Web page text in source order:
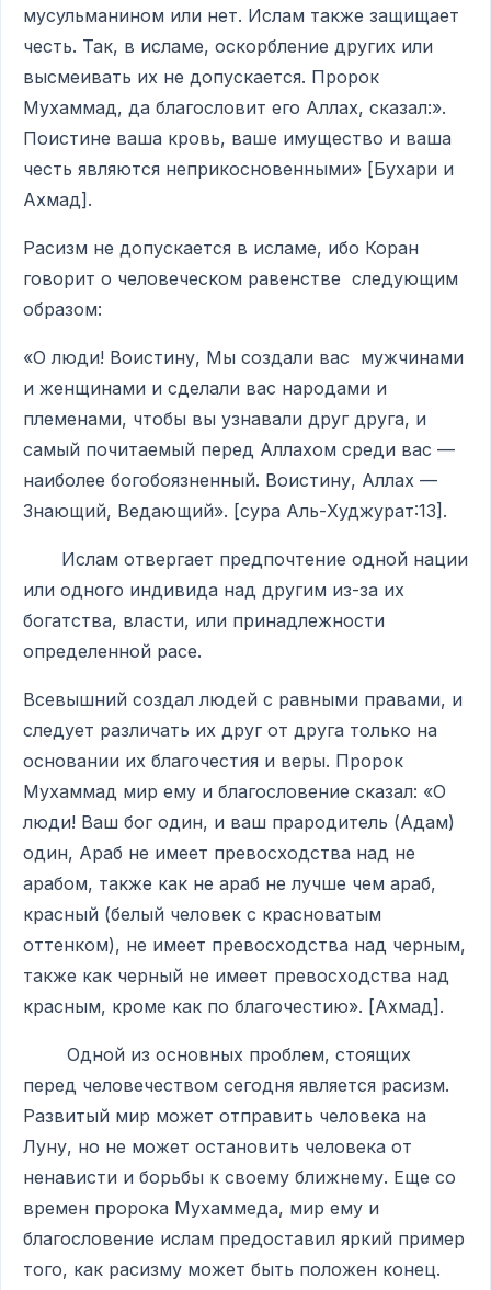
мусульманином или нет. Ислам также защищает
честь. Так, в исламе, оскорбление других или
высмеивать их не допускается. Пророк
Мухаммад, да благословит его Аллах, сказал:».
Поистине ваша кровь, ваше имущество и ваша
честь являются неприкосновенными» [Бухари и
Ахмад].
Расизм не допускается в исламе, ибо Коран
говорит о человеческом равенстве следующим
образом:
«О люди! Воистину, Мы создали вас мужчинами
и женщинами и сделали вас народами и
племенами, чтобы вы узнавали друг друга, и
самый почитаемый перед Аллахом среди вас —
наиболее богобоязненный. Воистину, Аллах —
Знающий, Ведающий». [сура Аль-Худжурат:13].
Ислам отвергает предпочтение одной нации
или одного индивида над другим из-за их
богатства, власти, или принадлежности
определенной расе.
Всевышний создал людей с равными правами, и
следует различать их друг от друга только на
основании их благочестия и веры. Пророк
Мухаммад мир ему и благословение сказал: «О
люди! Ваш бог один, и ваш прародитель (Адам)
один, Араб не имеет превосходства над не
арабом, также как не араб не лучше чем араб,
красный (белый человек с красноватым
оттенком), не имеет превосходства над черным,
также как черный не имеет превосходства над
красным, кроме как по благочестию». [Ахмад].
Одной из основных проблем, стоящих
перед человечеством сегодня является расизм.
Развитый мир может отправить человека на
Луну, но не может остановить человека от
ненависти и борьбы к своему ближнему. Еще со
времен пророка Мухаммеда, мир ему и
благословение ислам предоставил яркий пример
того, как расизму может быть положен конец.